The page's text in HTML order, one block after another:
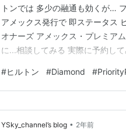
トンでは 多少の融通も効くが…
アメックス発行で 即ステータス
オナーズ アメックス・プレミア
に...相談してみる 実際に予約し
１名のみダイヤモンド会員の場
#ヒルトン #Diamond #
YSky_channel’s blog • 2年前